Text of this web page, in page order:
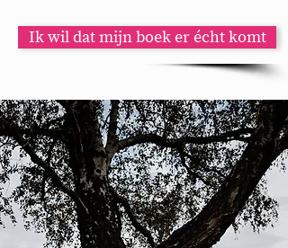
Ik wil dat mijn boek er écht komt